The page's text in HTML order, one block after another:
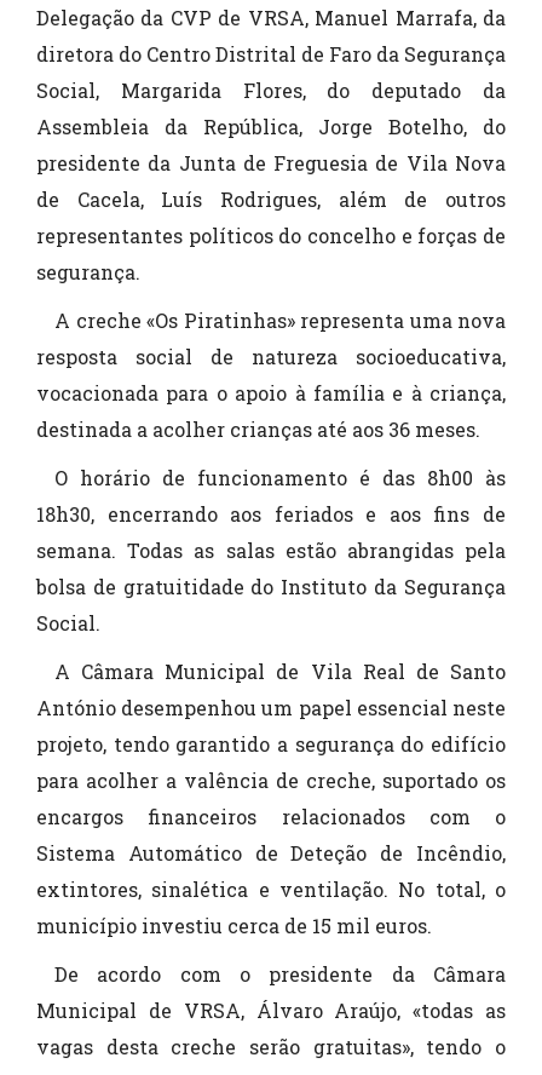
Delegação da CVP de VRSA, Manuel Marrafa, da
diretora do Centro Distrital de Faro da Segurança
Social, Margarida Flores, do deputado da
Assembleia da República, Jorge Botelho, do
presidente da Junta de Freguesia de Vila Nova
de Cacela, Luís Rodrigues, além de outros
representantes políticos do concelho e forças de
segurança.
A creche «Os Piratinhas» representa uma nova
resposta social de natureza socioeducativa,
vocacionada para o apoio à família e à criança,
destinada a acolher crianças até aos 36 meses.
O horário de funcionamento é das 8h00 às
18h30, encerrando aos feriados e aos fins de
semana. Todas as salas estão abrangidas pela
bolsa de gratuitidade do Instituto da Segurança
Social.
A Câmara Municipal de Vila Real de Santo
António desempenhou um papel essencial neste
projeto, tendo garantido a segurança do edifício
para acolher a valência de creche, suportado os
encargos financeiros relacionados com o
Sistema Automático de Deteção de Incêndio,
extintores, sinalética e ventilação. No total, o
município investiu cerca de 15 mil euros.
De acordo com o presidente da Câmara
Municipal de VRSA, Álvaro Araújo, «todas as
vagas desta creche serão gratuitas», tendo o